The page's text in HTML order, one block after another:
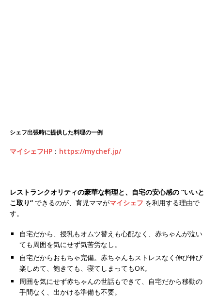
シェフ出張時に提供した料理の一例
マイシェフHP ： https://mychef.jp/
レストランクオリティの豪華な料理と、自宅の安心感の “いいと
こ取り” できるのが、育児ママがマイシェフ を利用する理由で
す。
自宅だから、授乳もオムツ替えも心配なく、赤ちゃんが泣い
ても周囲を気にせず気苦労なし。
自宅だからおもちゃ完備。赤ちゃんもストレスなく伸び伸び
楽しめて、飽きても、寝てしまってもOK。
周囲を気にせず赤ちゃんの世話もできて、自宅だから移動の
手間なく、出かける準備も不要。